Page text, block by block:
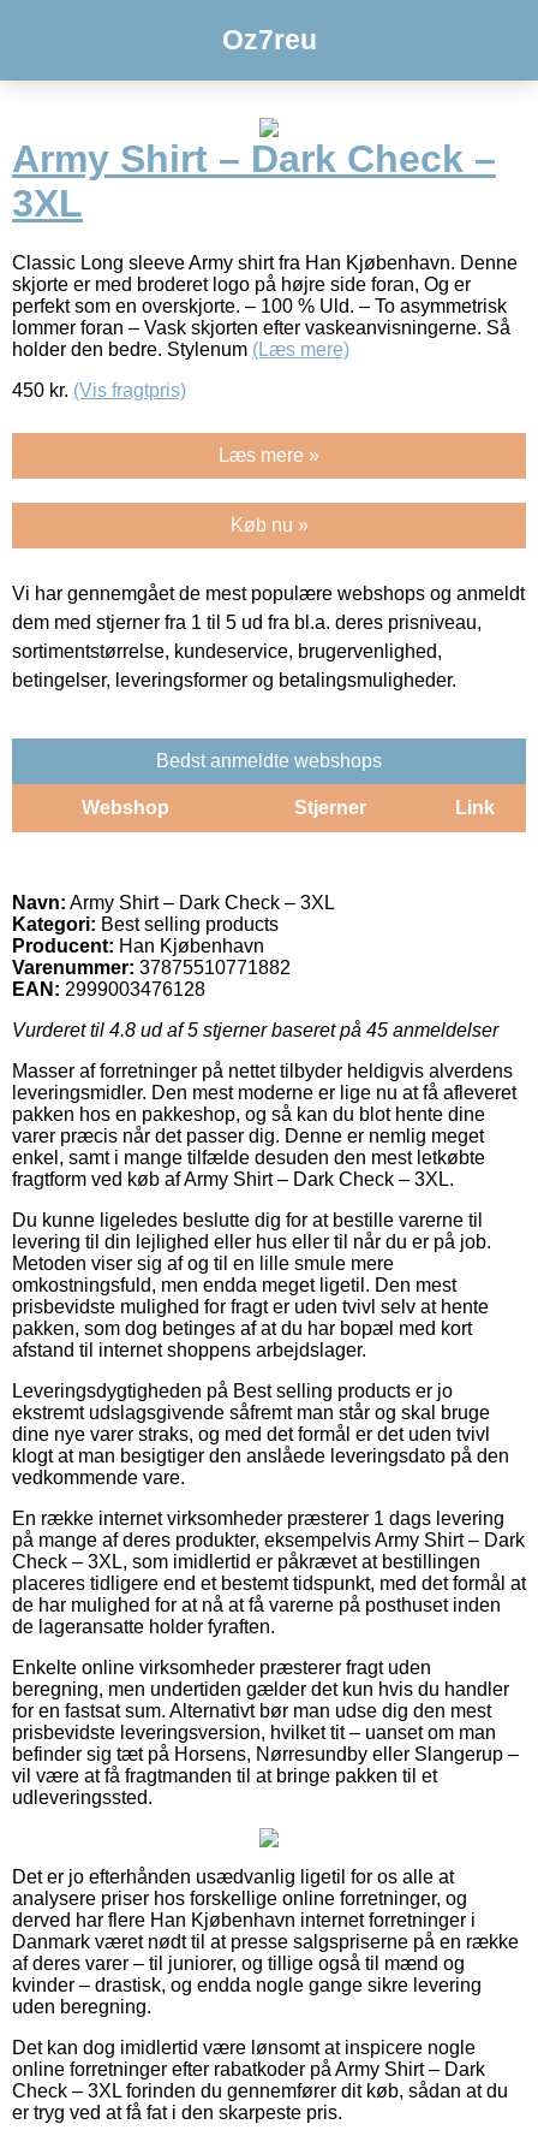
Oz7reu
Army Shirt – Dark Check –
3XL
Classic Long sleeve Army shirt fra Han Kjøbenhavn. Denne
skjorte er med broderet logo på højre side foran, Og er
perfekt som en overskjorte. – 100 % Uld. – To asymmetrisk
lommer foran – Vask skjorten efter vaskeanvisningerne. Så
holder den bedre. Stylenum (Læs mere)
450 kr. (Vis fragtpris)
Læs mere »
Køb nu »
Vi har gennemgået de mest populære webshops og anmeldt
dem med stjerner fra 1 til 5 ud fra bl.a. deres prisniveau,
sortimentstørrelse, kundeservice, brugervenlighed,
betingelser, leveringsformer og betalingsmuligheder.
Bedst anmeldte webshops
Webshop Stjerner Link
Navn: Army Shirt – Dark Check – 3XL
Kategori: Best selling products
Producent: Han Kjøbenhavn
Varenummer: 37875510771882
EAN: 2999003476128
Vurderet til 4.8 ud af 5 stjerner baseret på 45 anmeldelser
Masser af forretninger på nettet tilbyder heldigvis alverdens
leveringsmidler. Den mest moderne er lige nu at få afleveret
pakken hos en pakkeshop, og så kan du blot hente dine
varer præcis når det passer dig. Denne er nemlig meget
enkel, samt i mange tilfælde desuden den mest letkøbte
fragtform ved køb af Army Shirt – Dark Check – 3XL.
Du kunne ligeledes beslutte dig for at bestille varerne til
levering til din lejlighed eller hus eller til når du er på job.
Metoden viser sig af og til en lille smule mere
omkostningsfuld, men endda meget ligetil. Den mest
prisbevidste mulighed for fragt er uden tvivl selv at hente
pakken, som dog betinges af at du har bopæl med kort
afstand til internet shoppens arbejdslager.
Leveringsdygtigheden på Best selling products er jo
ekstremt udslagsgivende såfremt man står og skal bruge
dine nye varer straks, og med det formål er det uden tvivl
klogt at man besigtiger den anslåede leveringsdato på den
vedkommende vare.
En række internet virksomheder præsterer 1 dags levering
på mange af deres produkter, eksempelvis Army Shirt – Dark
Check – 3XL, som imidlertid er påkrævet at bestillingen
placeres tidligere end et bestemt tidspunkt, med det formål at
de har mulighed for at nå at få varerne på posthuset inden
de lageransatte holder fyraften.
Enkelte online virksomheder præsterer fragt uden
beregning, men undertiden gælder det kun hvis du handler
for en fastsat sum. Alternativt bør man udse dig den mest
prisbevidste leveringsversion, hvilket tit – uanset om man
befinder sig tæt på Horsens, Nørresundby eller Slangerup –
vil være at få fragtmanden til at bringe pakken til et
udleveringssted.
Det er jo efterhånden usædvanlig ligetil for os alle at
analysere priser hos forskellige online forretninger, og
derved har flere Han Kjøbenhavn internet forretninger i
Danmark været nødt til at presse salgspriserne på en række
af deres varer – til juniorer, og tillige også til mænd og
kvinder – drastisk, og endda nogle gange sikre levering
uden beregning.
Det kan dog imidlertid være lønsomt at inspicere nogle
online forretninger efter rabatkoder på Army Shirt – Dark
Check – 3XL forinden du gennemfører dit køb, sådan at du
er tryg ved at få fat i den skarpeste pris.